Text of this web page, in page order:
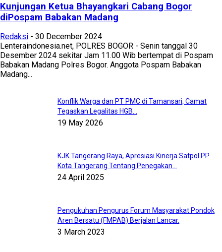
Kunjungan Ketua Bhayangkari Cabang Bogor
diPospam Babakan Madang
Redaksi - 30 December 2024
Lenteraindonesia.net, POLRES BOGOR - Senin tanggal 30
Desember 2024 sekitar Jam 11.00 Wib bertempat di Pospam
Babakan Madang Polres Bogor. Anggota Pospam Babakan
Madang...
Konflik Warga dan PT PMC di Tamansari, Camat
Tegaskan Legalitas HGB...
19 May 2026
KJK Tangerang Raya, Apresiasi Kinerja Satpol PP
Kota Tangerang Tentang Penegakan...
24 April 2025
Pengukuhan Pengurus Forum Masyarakat Pondok
Aren Bersatu (FMPAB) Berjalan Lancar.
3 March 2023